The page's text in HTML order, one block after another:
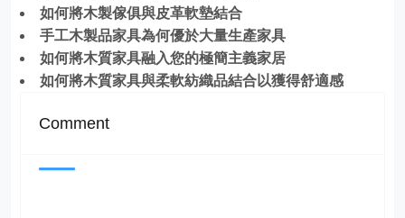
如何將木製傢俱與皮革軟墊結合
手工木製品家具為何優於大量生產家具
如何將木質家具融入您的極簡主義家居
如何將木質家具與柔軟紡織品結合以獲得舒適感
Comment